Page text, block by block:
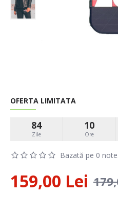
Bazată pe 0 note.
OFERTA LIMITATA
84
Zile
10
Ore
159,00 Lei